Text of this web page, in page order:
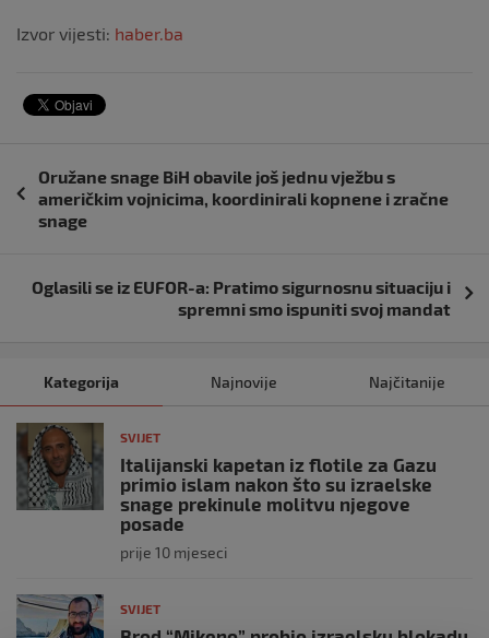
Izvor vijesti: haber.ba
objava
Oružane snage BiH obavile još jednu vježbu s
američkim vojnicima, koordinirali kopnene i zračne
snage
Oglasili se iz EUFOR-a: Pratimo sigurnosnu situaciju i
spremni smo ispuniti svoj mandat
Kategorija Najnovije Najčitanije
SVIJET
Italijanski kapetan iz flotile za Gazu
primio islam nakon što su izraelske
snage prekinule molitvu njegove
posade
prije 10 mjeseci
SVIJET